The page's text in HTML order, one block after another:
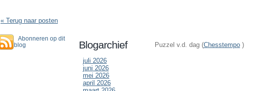
« Terug naar posten
Abonneren op dit
blog
Blogarchief
juli 2026
juni 2026
mei 2026
april 2026
Puzzel v.d. dag (Chesstempo)